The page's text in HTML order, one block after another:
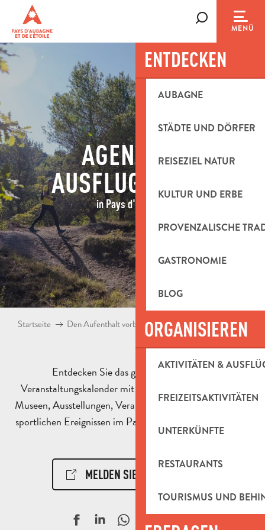
contenu
principal
MENÜ
ENTDECKEN
AUBAGNE
STÄDTE UND DÖRFER
REISEZIEL NATUR
KULTUR UND ERBE
PROVENZALISCHE
GASTRONOMIE
BLOG
ORGANISIEREN
AKTIVITÄTEN &
FREIZEITSAKTIVITÄTEN
UNTERKÜNFTE
RESTAURANTS
TOURISMUS UND
AGENDA &
AUSFLUGSIDEEN
in Pays d'Aubagne
Startseite Den Aufenthalt vorbereiten Agenda & Ausflugsideen
Entdecken Sie das ganze Jahr über den
Veranstaltungskalender mit Animationen, Aktivitäten,
Museen, Ausstellungen, Veranstaltungen, kulturellen und
sportlichen Ereignissen im Pays d’Aubagne et de l’Étoile.
MELDEN SIE EIN EREIGNIS!
Ajouter aux